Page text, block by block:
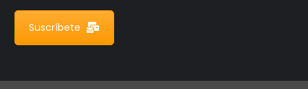
Suscríbete